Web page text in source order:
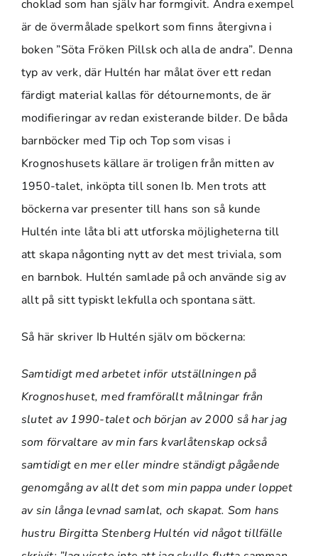
choklad som han själv har formgivit. Andra exempel
är de övermålade spelkort som finns återgivna i
boken ”Söta Fröken Pillsk och alla de andra”. Denna
typ av verk, där Hultén har målat över ett redan
färdigt material kallas för détournemonts, de är
modifieringar av redan existerande bilder. De båda
barnböcker med Tip och Top som visas i
Krognoshusets källare är troligen från mitten av
1950-talet, inköpta till sonen Ib. Men trots att
böckerna var presenter till hans son så kunde
Hultén inte låta bli att utforska möjligheterna till
att skapa någonting nytt av det mest triviala, som
en barnbok. Hultén samlade på och använde sig av
allt på sitt typiskt lekfulla och spontana sätt.
Så här skriver Ib Hultén själv om böckerna:
Samtidigt med arbetet inför utställningen på
Krognoshuset, med framförallt målningar från
slutet av 1990-talet och början av 2000 så har jag
som förvaltare av min fars kvarlåtenskap också
samtidigt en mer eller mindre ständigt pågående
genomgång av allt det som min pappa under loppet
av sin långa levnad samlat, och skapat. Som hans
hustru Birgitta Stenberg Hultén vid något tillfälle